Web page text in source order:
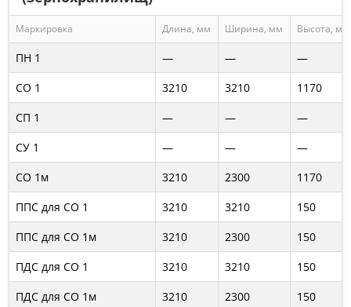
Маркировка Длина, мм Ширина, мм Высота, мм
ПН 1 — —
—
СО 1
3210 3210
1170
СП 1
— —
—
СУ 1
— —
—
СО 1м
3210 2300
1170
ППС для СО 1
3210 3210
150
ППС для СО 1м
3210 2300
150
ПДС для СО 1
3210 3210
150
ПДС для СО 1м
3210 2300
150